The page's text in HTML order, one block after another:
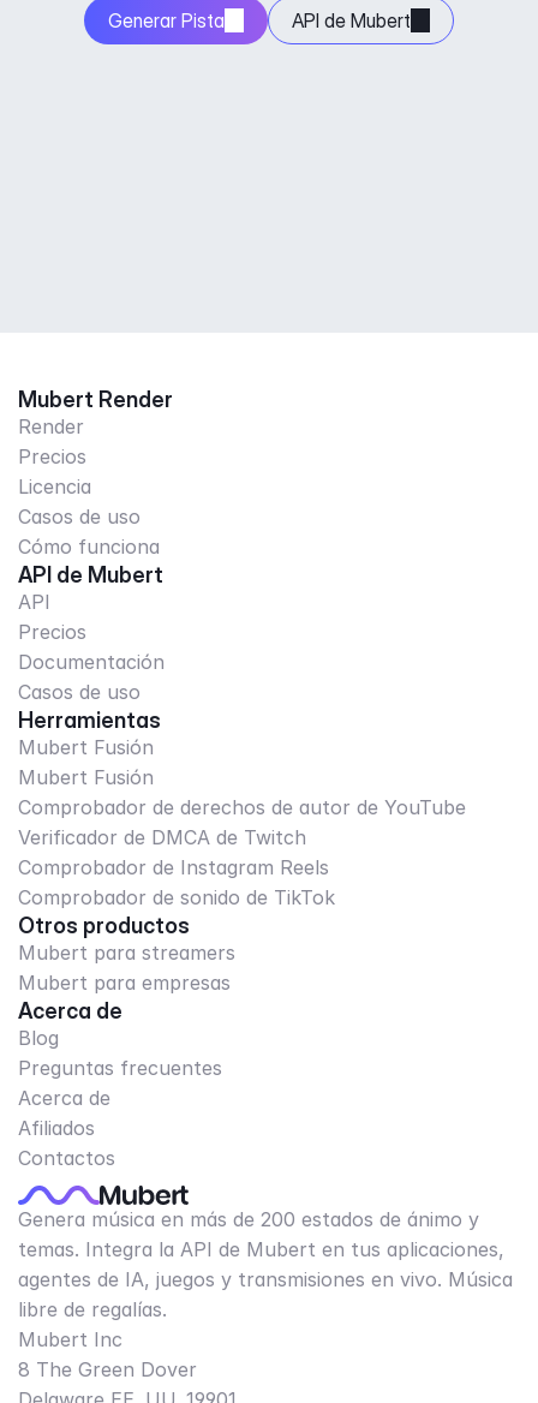
Generar Pista API de Mubert
Mubert Render
Render
Precios
Licencia
Casos de uso
Cómo funciona
API de Mubert
API
Precios
Documentación
Casos de uso
Herramientas
Mubert Fusión
Mubert Fusión
Comprobador de derechos de autor de YouTube
Verificador de DMCA de Twitch
Comprobador de Instagram Reels
Comprobador de sonido de TikTok
Otros productos
Mubert para streamers
Mubert para empresas
Acerca de
Blog
Preguntas frecuentes
Acerca de
Afiliados
Contactos
Genera música en más de 200 estados de ánimo y
temas. Integra la API de Mubert en tus aplicaciones,
agentes de IA, juegos y transmisiones en vivo. Música
libre de regalías.
Mubert Inc
8 The Green Dover